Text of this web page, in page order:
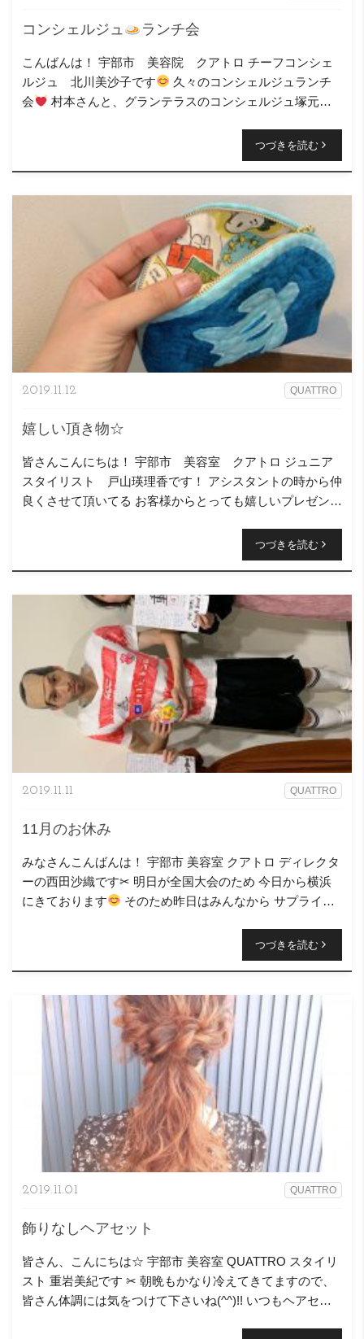
コンシェルジュ ランチ会
こんばんは！ 宇部市 美容院 クアトロ チーフコンシェ
ルジュ 北川美沙子です
久々のコンシェルジュランチ
会
村本さんと、グランテラスのコンシェルジュ塚元さ
つづきを読む
嬉しい頂き物☆
2019.11.12 QUATTRO
皆さんこんにちは！ 宇部市 美容室 クアトロ ジュニア
スタイリスト 戸山瑛理香です！ アシスタントの時から仲
良くさせて頂いてる お客様からとっても嬉しいプレゼント
つづきを読む
11月のお休み
2019.11.11 QUATTRO
みなさんこんばんは！ 宇部市 美容室 クアトロ ディレクタ
ーの西田沙織です‪✂︎‬ 明日が全国大会のため 今日から横浜
にきております
そのため昨日はみんなから サプライズ
つづきを読む
飾りなしヘアセット
2019.11.01 QUATTRO
皆さん、こんにちは☆ 宇部市 美容室 QUATTRO スタイリ
スト 重岩美紀です ‪✂︎‬ 朝晩もかなり冷えてきてますので、
皆さん体調には気をつけて下さいね(^^)!! いつもヘアセッ